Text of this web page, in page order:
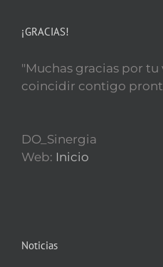
¡GRACIAS!
"Muchas gracias por tu
coincidir contigo
DO_Sinergia
Web: Inicio
Noticias